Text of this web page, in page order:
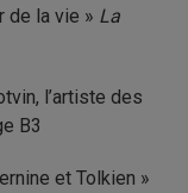
de la vie » La
l’artiste des
B3
et Tolkien »